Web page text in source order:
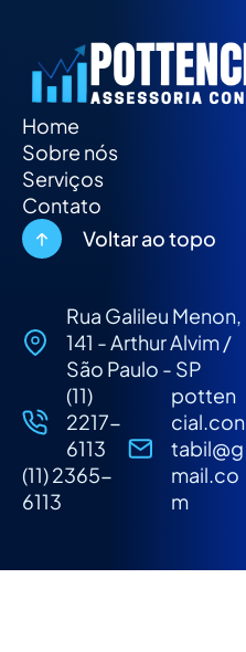
Home
Sobre nós
Serviços
Contato
Voltar ao topo
Rua Galileu Menon,
141 - Arthur Alvim /
São Paulo - SP
(11)
2217-
6113
(11) 2365-
6113
potten
cial.con
tabil@g
mail.co
m